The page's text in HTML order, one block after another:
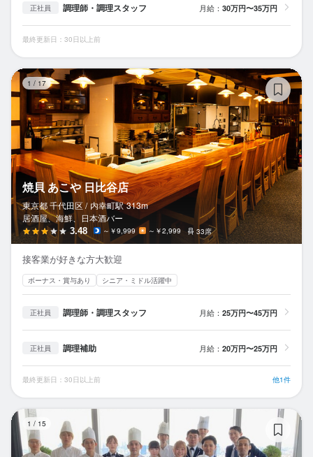
正社員 調理師・調理スタッフ 月給： 30万円〜35万円
最終更新日：30日以上前
1 / 17
焼貝 あこや 日比谷店
東京都 千代田区 / 内幸町駅 313m
居酒屋、海鮮、日本酒バー
3.48 ～￥9,999 ～￥2,999 33席
接客業が好きな方大歓迎
ボーナス・賞与あり シニア・ミドル活躍中
正社員 調理師・調理スタッフ 月給： 25万円〜45万円
正社員 調理補助 月給： 20万円〜25万円
最終更新日：30日以上前 他1件
1 / 15